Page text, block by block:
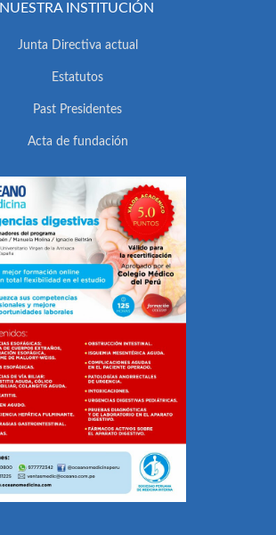
NUESTRA INSTITUCIÓN
Junta Directiva actual
Estatutos
Past Presidentes
Acta de fundación